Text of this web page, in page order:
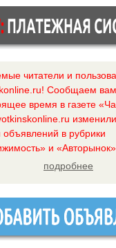
читатели и
Сообщаем
время в газете
объявлений в рубрики
и «Авторынок».
подробнее